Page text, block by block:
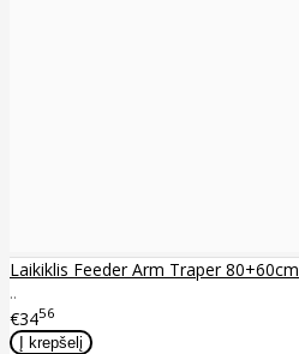
Laikiklis Feeder Arm Traper 80+60cm
..
€3456